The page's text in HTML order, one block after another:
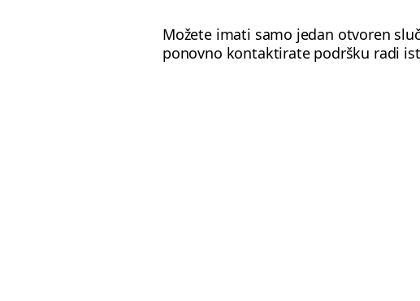
Možete imati samo jedan otvoren
ponovno kontaktirate podršku radi